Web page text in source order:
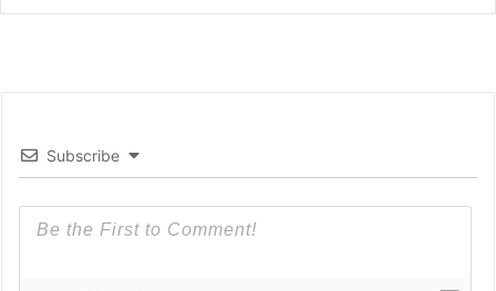
Subscribe